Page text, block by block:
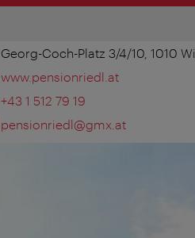
Georg-Coch-Platz 3/4/10, 1010
www.pensionriedl.at
+43 1 512 79 19
pensionriedl@gmx.at